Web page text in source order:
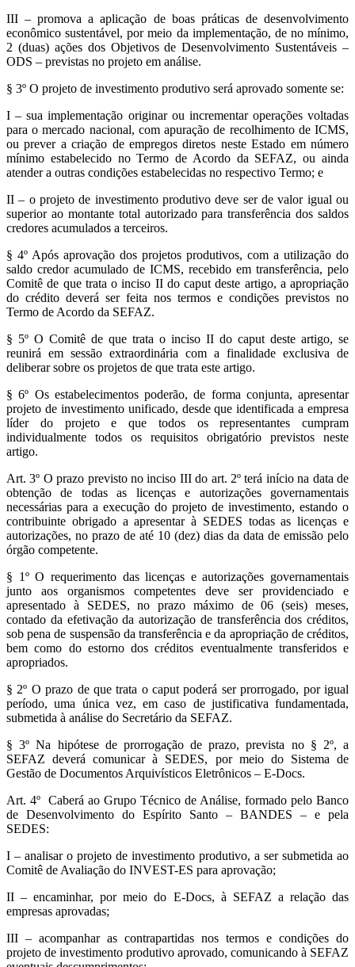
III – promova a aplicação de boas práticas de desenvolvimento
econômico sustentável, por meio da implementação, de no mínimo,
2 (duas) ações dos Objetivos de Desenvolvimento Sustentáveis –
ODS – previstas no projeto em análise.
§ 3º O projeto de investimento produtivo será aprovado somente se:
I – sua implementação originar ou incrementar operações voltadas
para o mercado nacional, com apuração de recolhimento de ICMS,
ou prever a criação de empregos diretos neste Estado em número
mínimo estabelecido no Termo de Acordo da SEFAZ, ou ainda
atender a outras condições estabelecidas no respectivo Termo; e
II – o projeto de investimento produtivo deve ser de valor igual ou
superior ao montante total autorizado para transferência dos saldos
credores acumulados a terceiros.
§ 4º Após aprovação dos projetos produtivos, com a utilização do
saldo credor acumulado de ICMS, recebido em transferência, pelo
Comitê de que trata o inciso II do caput deste artigo, a apropriação
do crédito deverá ser feita nos termos e condições previstos no
Termo de Acordo da SEFAZ.
§ 5º O Comitê de que trata o inciso II do caput deste artigo, se
reunirá em sessão extraordinária com a finalidade exclusiva de
deliberar sobre os projetos de que trata este artigo.
§ 6º Os estabelecimentos poderão, de forma conjunta, apresentar
projeto de investimento unificado, desde que identificada a empresa
líder do projeto e que todos os representantes cumpram
individualmente todos os requisitos obrigatório previstos neste
artigo.
Art. 3º O prazo previsto no inciso III do art. 2º terá início na data de
obtenção de todas as licenças e autorizações governamentais
necessárias para a execução do projeto de investimento, estando o
contribuinte obrigado a apresentar à SEDES todas as licenças e
autorizações, no prazo de até 10 (dez) dias da data de emissão pelo
órgão competente.
§ 1º O requerimento das licenças e autorizações governamentais
junto aos organismos competentes deve ser providenciado e
apresentado à SEDES, no prazo máximo de 06 (seis) meses,
contado da efetivação da autorização de transferência dos créditos,
sob pena de suspensão da transferência e da apropriação de créditos,
bem como do estorno dos créditos eventualmente transferidos e
apropriados.
§ 2º O prazo de que trata o caput poderá ser prorrogado, por igual
período, uma única vez, em caso de justificativa fundamentada,
submetida à análise do Secretário da SEFAZ.
§ 3º Na hipótese de prorrogação de prazo, prevista no § 2º, a
SEFAZ deverá comunicar à SEDES, por meio do Sistema de
Gestão de Documentos Arquivísticos Eletrônicos – E-Docs.
Art. 4º Caberá ao Grupo Técnico de Análise, formado pelo Banco
de Desenvolvimento do Espírito Santo – BANDES – e pela
SEDES:
I – analisar o projeto de investimento produtivo, a ser submetida ao
Comitê de Avaliação do INVEST-ES para aprovação;
II – encaminhar, por meio do E-Docs, à SEFAZ a relação das
empresas aprovadas;
III – acompanhar as contrapartidas nos termos e condições do
projeto de investimento produtivo aprovado, comunicando à SEFAZ